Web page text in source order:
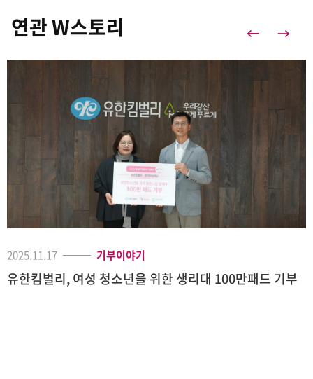
연관 W스토리
2025.11.17 기부이야기
유한킴벌리, 여성 청소년을 위한 생리대 100만패드 기부